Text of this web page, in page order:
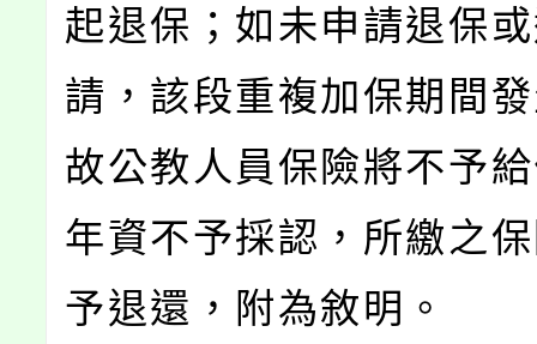
起退保；如未申請退保
請，該段重複加保期間
故公教人員保險將不予
年資不予採認，所繳之
予退還，附為敘明。